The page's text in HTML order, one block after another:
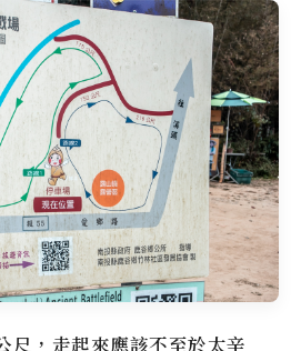
尺，走起來應該不至於太辛